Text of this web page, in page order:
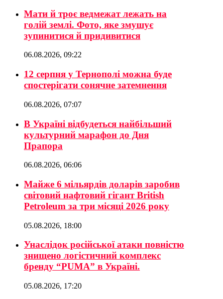
Мати й троє ведмежат лежать на
голій землі. Фото, яке змушує
зупинитися й придивитися
06.08.2026, 09:22
12 серпня у Тернополі можна буде
спостерігати сонячне затемнення
06.08.2026, 07:07
В Україні відбудеться найбільший
культурний марафон до Дня
Прапора
06.08.2026, 06:06
Майже 6 мільярдів доларів заробив
світовий нафтовий гігант British
Petroleum за три місяці 2026 року
05.08.2026, 18:00
Унаслідок російської атаки повністю
знищено логістичний комплекс
бренду “PUMA” в Україні.
05.08.2026, 17:20